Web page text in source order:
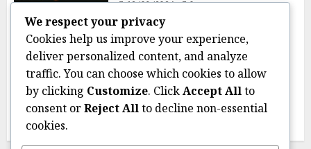
12/03/2026 0
Twitch Drops și Recompense Esports
Twitch Drops pentru
Transmisiuni Live:
Evenimente, Participare,
Recompense
We respect your privacy
Cookies help us improve your experience,
deliver personalized content, and analyze
traffic. You can choose which cookies to allow
by clicking Customize. ClickAccept Allto
consent orReject Allto decline non-essential
cookies.